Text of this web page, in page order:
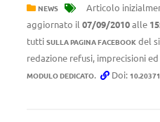
NEWS Articolo
aggiornato il 07/09/2010alle
tutti SULLA PAGINA FACEBOOK del
redazione refusi, imprecisioni
MODULO DEDICATO. Doi: